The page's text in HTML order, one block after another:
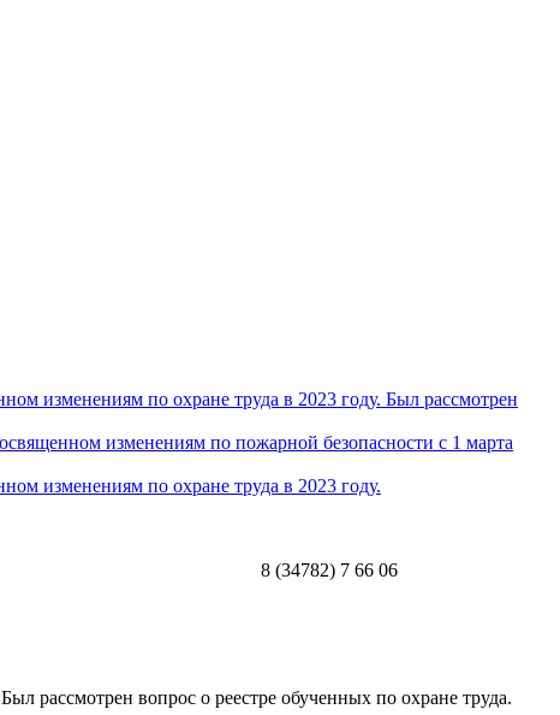
изменениям по охране труда в 2023 году. Был рассмотрен
изменениям по пожарной безопасности с 1 марта
изменениям по охране труда в 2023 году.
8 (34782) 7 66 06
рассмотрен вопрос о реестре обученных по охране труда.